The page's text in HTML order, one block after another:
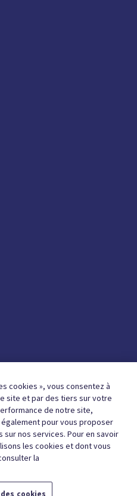
cookies », vous consentez à
site et par des tiers sur votre
de notre site,
pour vous proposer
nos services. Pour en savoir
les cookies et dont vous
la
cookies